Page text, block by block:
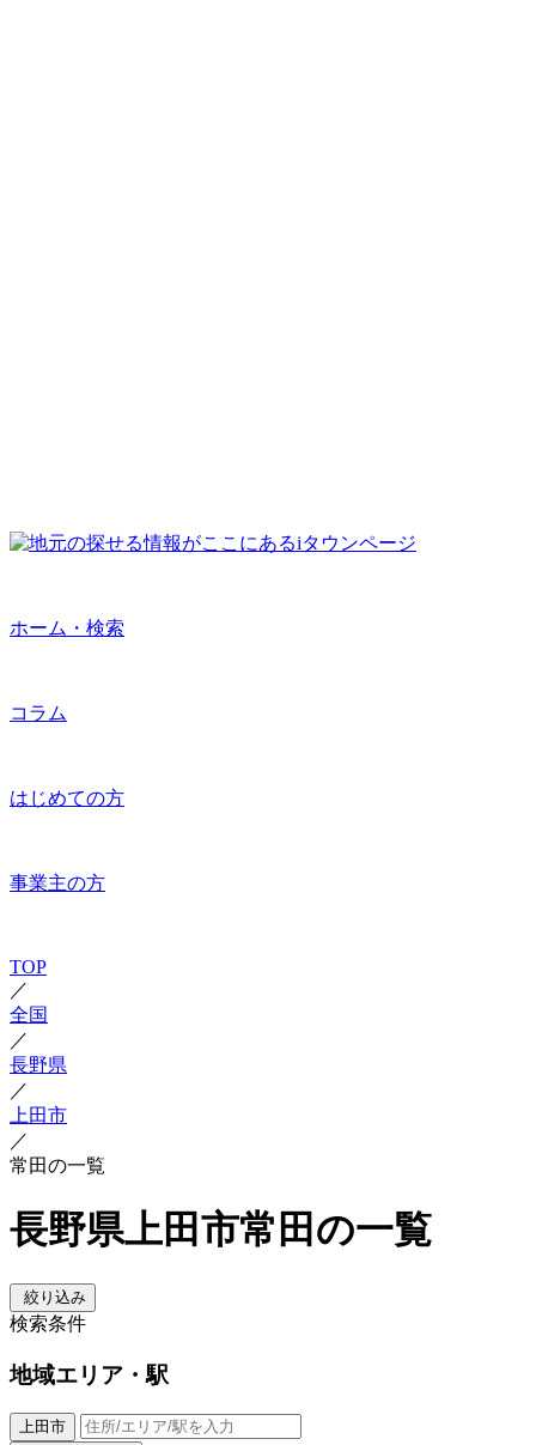
ホーム・検索
コラム
はじめての方
事業主の方
TOP
／
全国
／
長野県
／
上田市
／
常田の一覧
長野県上田市常田の一覧
絞り込み
検索条件
地域エリア・駅
上田市